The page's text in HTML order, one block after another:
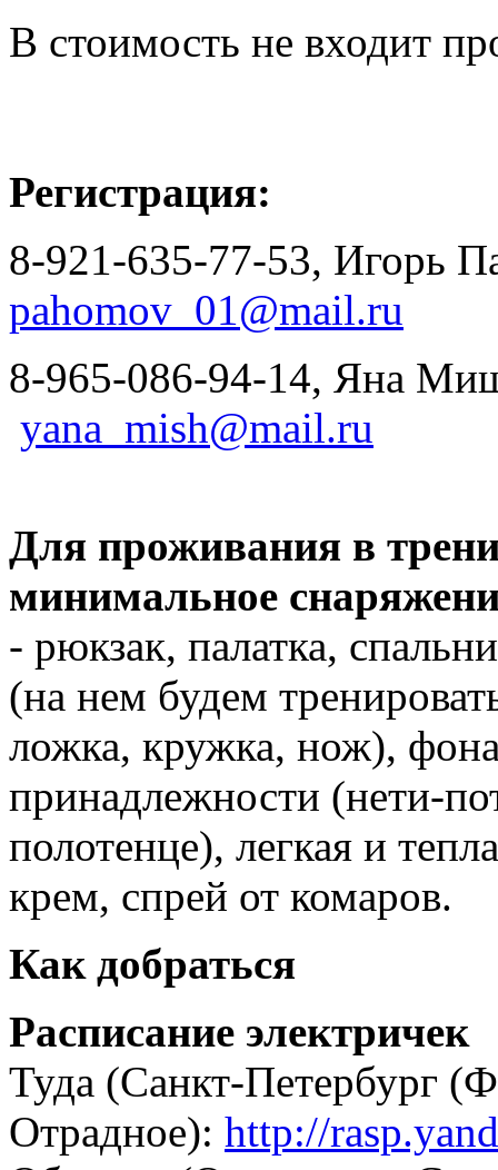
В стоимость не входит
Регистрация:
8-921-635-77-53, Игорь
pahomov_01@mail.ru
8-965-086-94-14, Яна
yana_mish@mail.ru
Для проживания в
минимальное
- рюкзак, палатка,
(на нем будем
ложка, кружка, нож),
принадлежности (нети-
полотенце), легкая и
крем, спрей от комаров.
Как добраться
Расписание электричек
Туда (Санкт-Петербург
Отрадное): http://